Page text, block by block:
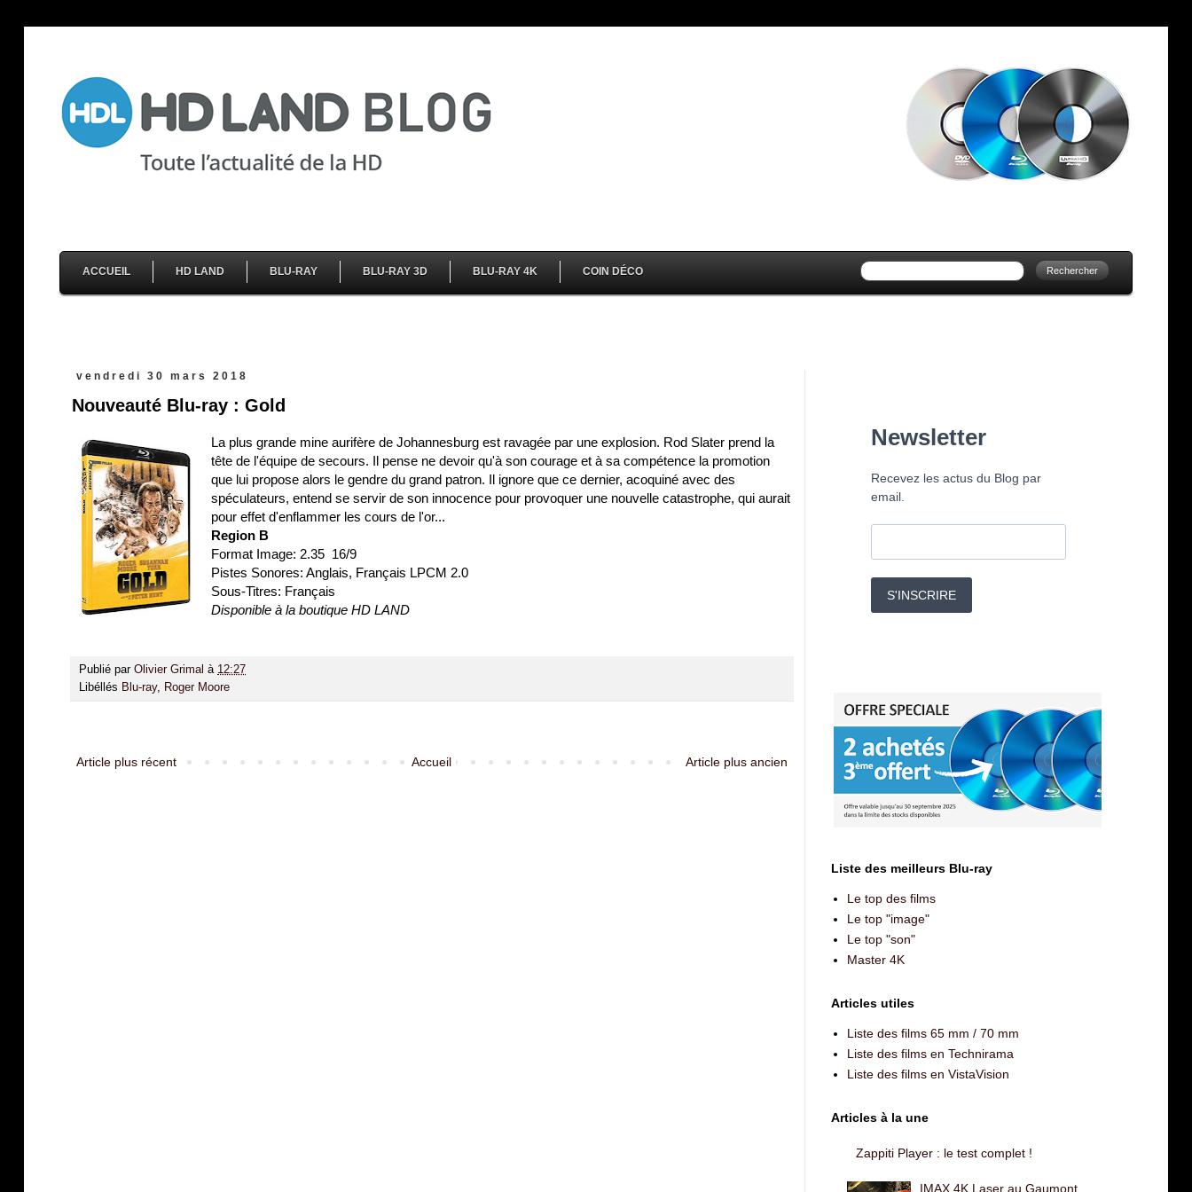
ACCUEIL HD LAND BLU-RAY BLU-RAY 3D BLU-RAY 4K COIN DÉCO
vendredi 30 mars 2018
Nouveauté Blu-ray : Gold
La plus grande mine aurifère de Johannesburg est ravagée par une explosion. Rod Slater prend la
tête de l'équipe de secours. Il pense ne devoir qu'à son courage et à sa compétence la promotion
que lui propose alors le gendre du grand patron. Il ignore que ce dernier, acoquiné avec des
spéculateurs, entend se servir de son innocence pour provoquer une nouvelle catastrophe, qui aurait
pour effet d'enflammer les cours de l'or...
Region B
Format Image: 2.35 16/9
Pistes Sonores: Anglais, Français LPCM 2.0
Sous-Titres: Français
Disponible à la boutique HD LAND
Publié par Olivier Grimal à 12:27
Libéllés Blu-ray, Roger Moore
Article plus récent Article plus ancien
Accueil
Newsletter
Recevez les actus du Blog par
email.
S'INSCRIRE
Liste des meilleurs Blu-ray
Le top des films
Le top "image"
Le top "son"
Master 4K
Articles utiles
Liste des films 65 mm / 70 mm
Liste des films en Technirama
Liste des films en VistaVision
Articles à la une
Zappiti Player : le test complet !
IMAX 4K Laser au Gaumont